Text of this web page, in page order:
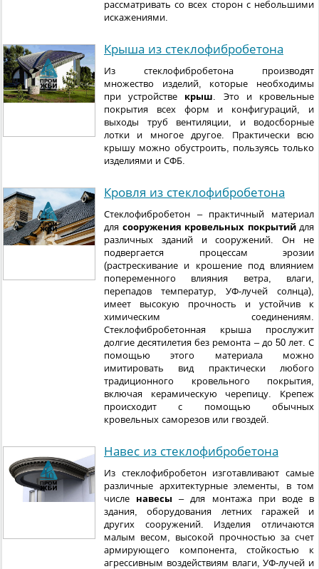
рассматривать со всех сторон с небольшими
искажениями.
Крыша из стеклофибробетона
Из стеклофибробетона производят
множество изделий, которые необходимы
при устройстве крыш. Это и кровельные
покрытия всех форм и конфигураций, и
выходы труб вентиляции, и водосборные
лотки и многое другое. Практически всю
крышу можно обустроить, пользуясь только
изделиями и СФБ.
Кровля из стеклофибробетона
Стеклофибробетон – практичный материал
для сооружения кровельных покрытийдля
различных зданий и сооружений. Он не
подвергается процессам эрозии
(растрескивание и крошение под влиянием
попеременного влияния ветра, влаги,
перепадов температур, УФ-лучей солнца),
имеет высокую прочность и устойчив к
химическим соединениям.
Стеклофибробетонная крыша прослужит
долгие десятилетия без ремонта – до 50 лет. С
помощью этого материала можно
имитировать вид практически любого
традиционного кровельного покрытия,
включая керамическую черепицу. Крепеж
происходит с помощью обычных
кровельных саморезов или гвоздей.
Навес из стеклофибробетона
Из стеклофибробетон изготавливают самые
различные архитектурные элементы, в том
числе навесы – для монтажа при воде в
здания, оборудования летних гаражей и
других сооружений. Изделия отличаются
малым весом, высокой прочностью за счет
армирующего компонента, стойкостью к
агрессивным воздействиям влаги, УФ-лучей и